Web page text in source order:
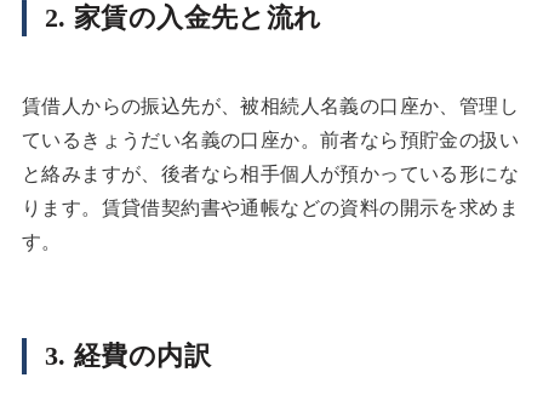
2. 家賃の入金先と流れ
賃借人からの振込先が、被相続人名義の口座か、管理し
ているきょうだい名義の口座か。前者なら預貯金の扱い
と絡みますが、後者なら相手個人が預かっている形にな
ります。賃貸借契約書や通帳などの資料の開示を求めま
す。
3. 経費の内訳